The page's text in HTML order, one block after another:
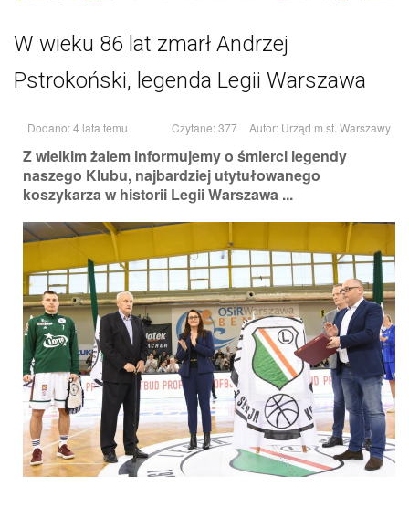
W wieku 86 lat zmarł Andrzej
Pstrokoński, legenda Legii Warszawa
Dodano: 4 lata temu Czytane: 377 Autor: Urząd m.st. Warszawy
Z wielkim żalem informujemy o śmierci legendy
naszego Klubu, najbardziej utytułowanego
koszykarza w historii Legii Warszawa ...